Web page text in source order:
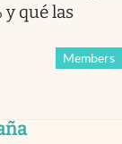
y qué las
Members